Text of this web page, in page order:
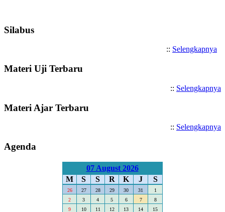
Silabus
:: Selengkapnya
Materi Uji Terbaru
:: Selengkapnya
Materi Ajar Terbaru
:: Selengkapnya
Agenda
07 August 2026
M
S S R K J S
26 27 28 29 30 31
1
2
3 4 5 6 7
8
9
10 11 12 13 14
15